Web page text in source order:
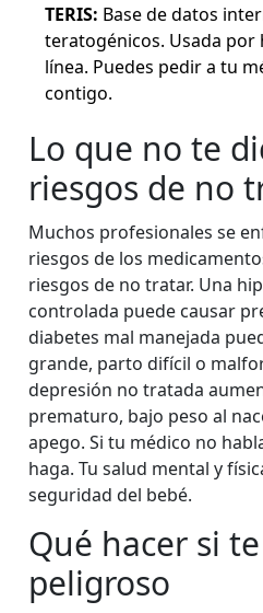
TERIS: Base de datos
teratogénicos. Usada
línea. Puedes pedir a tu
contigo.
Lo que no te
riesgos de no
Muchos profesionales se
riesgos de los
riesgos de no tratar. Una
controlada puede causar
diabetes mal manejada
grande, parto difícil o
depresión no tratada
prematuro, bajo peso al
apego. Si tu médico no
haga. Tu salud mental y
seguridad del bebé.
Qué hacer si
peligroso